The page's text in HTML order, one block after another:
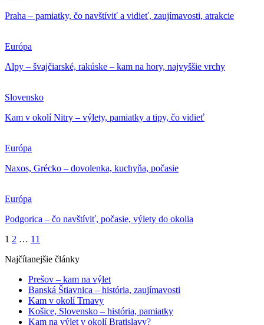
Praha – pamiatky, čo navštíviť a vidieť, zaujímavosti, atrakcie
Európa
Alpy – švajčiarské, rakúske – kam na hory, najvyššie vrchy
Slovensko
Kam v okolí Nitry – výlety, pamiatky a tipy, čo vidieť
Európa
Naxos, Grécko – dovolenka, kuchyňa, počasie
Európa
Podgorica – čo navštíviť, počasie, výlety do okolia
1 2 … 11
Najčítanejšie články
Prešov – kam na výlet
Banská Štiavnica – história, zaujímavosti
Kam v okolí Trnavy
Košice, Slovensko – história, pamiatky
Kam na výlet v okolí Bratislavy?